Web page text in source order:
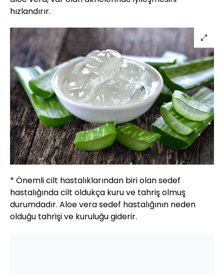
hızlandırır.
* Önemli cilt hastalıklarından biri olan sedef
hastalığında cilt oldukça kuru ve tahriş olmuş
durumdadır. Aloe vera sedef hastalığının neden
olduğu tahrişi ve kuruluğu giderir.